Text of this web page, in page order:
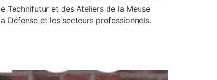
Technifutur et des Ateliers de la Meuse
Défense et les secteurs professionnels.